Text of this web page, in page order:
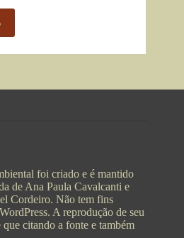
foi criado e é mantido
de Ana Paula Cavalcanti e
Cordeiro. Não tem fins
A reprodução de seu
citando a fonte e também